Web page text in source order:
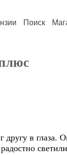
Поиск
в глаза.